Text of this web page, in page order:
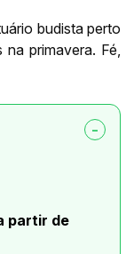
budista perto
primavera. Fé,
partir de